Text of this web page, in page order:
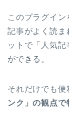
このプラグイ
記事がよく読ま
ットで「人気
ができる。
それだけでも
ンク」の観点